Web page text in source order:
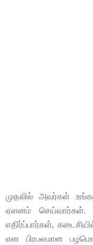
முதலில் அவர்கள்
ஏளனம் செய்வார்கள்.
எதிர்ப்பார்கள்,
என பிரபலமான